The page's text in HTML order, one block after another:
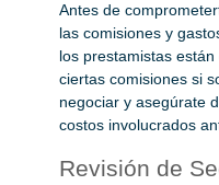
Antes de
las comisiones y
los prestamistas
ciertas comisiones si
negociar y asegúrate
costos involucrados
Revisión de